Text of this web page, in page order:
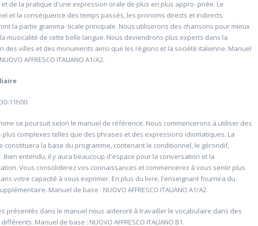
sein des
Grand Egyptian
10:00- 16:00
2
COLLIN Dominique
Jour : mardi 10:00- 16:00
Nombre de séances : 1
60 €
de la pratique d'une expression orale de plus en plus appro- priée. Le
et la conséquence des temps passés, les pronoms directs et indirects
la partie gramma- ticale principale. Nous utiliserons des chansons pour mieux
musicalité de cette belle langue. Nous deviendrons plus experts dans la
des villes et des monuments ainsi que les régions et la société italienne. Manuel
AFFRESCO ITALIANO A1/A2.
11h00
se poursuit selon le manuel de référence. Nous commencerons à utiliser des
plus complexes telles que des phrases et des expressions idiomatiques. La
constituera la base du programme, contenant le conditionnel, le gérondif,
Bien entendu, il y aura beaucoup d'espace pour la conversation et la
Vous consoliderez vos connaissances et commencerez à vous sentir plus
votre capacité à vous exprimer. En plus du livre, l'enseignant fournira du
Manuel de base : NUOVO AFFRESCO ITALIANO A1/A2.
présentés dans le manuel nous aideront à travailler le vocabulaire dans des
Manuel de base : NUOVO AFFRESCO ITALIANO B1.